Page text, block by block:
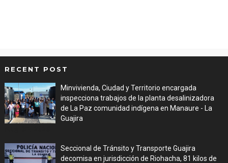
RECENT POST
Minvivienda, Ciudad y Territorio encargada
inspecciona trabajos de la planta desalinizadora
de La Paz comunidad indígena en Manaure - La
Guajira
Seccional de Tránsito y Transporte Guajira
decomisa en jurisdicción de Riohacha, 81 kilos de